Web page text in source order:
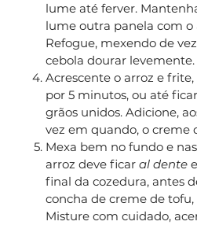
lume até ferver.
lume outra panela com o
Refogue, mexendo de
cebola dourar levemente.
Acrescente o arroz e
por 5 minutos, ou até
grãos unidos. Adicione,
vez em quando, o creme
Mexa bem no fundo e
arroz deve ficar al dente
final da cozedura, antes
concha de creme de tofu,
Misture com cuidado,